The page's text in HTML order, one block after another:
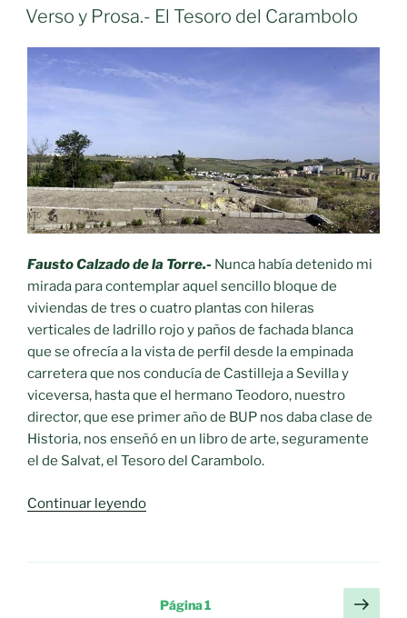
PASEO
STA.
CRUZ
PALMA»
EL
Verso y Prosa.- El Tesoro del Carambolo
Fausto Calzado de la Torre.- Nunca había detenido mi
mirada para contemplar aquel sencillo bloque de
viviendas de tres o cuatro plantas con hileras
verticales de ladrillo rojo y paños de fachada blanca
que se ofrecía a la vista de perfil desde la empinada
carretera que nos conducía de Castilleja a Sevilla y
viceversa, hasta que el hermano Teodoro, nuestro
director, que ese primer año de BUP nos daba clase de
Historia, nos enseñó en un libro de arte, seguramente
el de Salvat, el Tesoro del Carambolo.
Continuar leyendo«Verso
El
delPágina1